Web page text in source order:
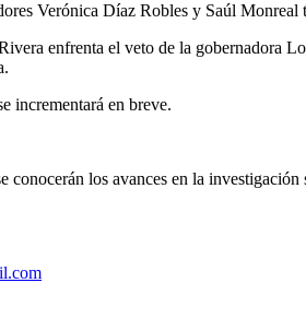
Verónica Díaz Robles y Saúl
enfrenta el veto de la gobernadora
incrementará en breve.
conocerán los avances en la